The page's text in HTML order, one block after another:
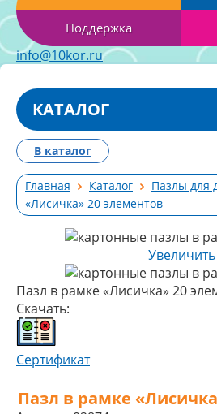
Поддержка
info@10kor.ru
КАТАЛОГ
Главная Каталог Пазлы для
«Лисичка» 20 элементов
В каталог
Увеличить
Пазл в рамке «Лисичка» 20
Скачать:
Сертификат
Пазл в рамке